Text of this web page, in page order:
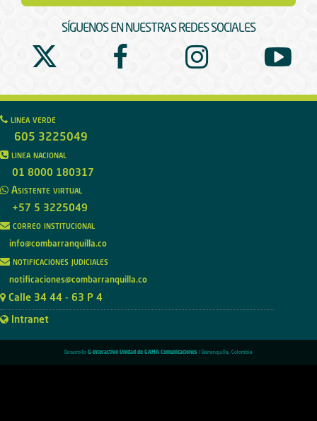
SÍGUENOS EN NUESTRAS REDES SOCIALES
linea verde
605 3225049
linea nacional
01 8000 180317
Asistente virtual
+57 5 3225049
correo institucional
info@combarranquilla.co
notificaciones judiciales
notificaciones@combarranquilla.co
Calle 34 44 - 63 P 4
Intranet
Desarrollo G-Interactivo Unidad de GAMA Comunicaciones / Barranquilla, Colombia